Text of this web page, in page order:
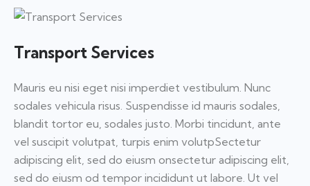
Transport Services
Mauris eu nisi eget nisi imperdiet vestibulum. Nunc
sodales vehicula risus. Suspendisse id mauris sodales,
blandit tortor eu, sodales justo. Morbi tincidunt, ante
vel suscipit volutpat, turpis enim volutpSectetur
adipiscing elit, sed do eiusm onsectetur adipiscing elit,
sed do eiusm od tempor incididunt ut labore. Ut vel